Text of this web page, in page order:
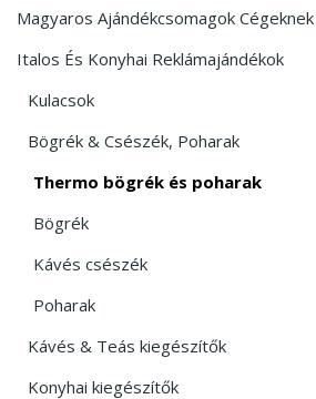
Magyaros Ajándékcsomagok Cégeknek
Italos És Konyhai Reklámajándékok
Kulacsok
Bögrék & Csészék, Poharak
Thermo bögrék és poharak
Bögrék
Kávés csészék
Poharak
Kávés & Teás kiegészítők
Konyhai kiegészítők